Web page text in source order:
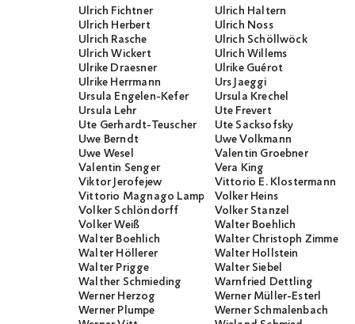
Ulrich Fichtner
Ulrich Haltern
Ulrich Herbert
Ulrich Noss
Ulrich Rasche
Ulrich Schöllwöck
Ulrich Wickert
Ulrich Willems
Ulrike Draesner
Ulrike Guérot
Ulrike Herrmann
Urs Jaeggi
Ursula Engelen-Kefer
Ursula Krechel
Ursula Lehr
Ute Frevert
Ute Gerhardt-Teuscher
Ute Sacksofsky
Uwe Berndt
Uwe Volkmann
Uwe Wesel
Valentin Groebner
Valentin Senger
Vera King
Viktor Jerofejew
Vittorio E. Klostermann
Vittorio Magnago LampugnaniVolker Heins
Volker Schlöndorff
Volker Stanzel
Volker Weiß
Walter Boehlich
Walter Boehlich
Walter Christoph Zimmerli
Walter Höllerer
Walter Hollstein
Walter Prigge
Walter Siebel
Walther Schmieding
Warnfried Dettling
Werner Herzog
Werner Müller-Esterl
Werner Plumpe
Werner Schmalenbach